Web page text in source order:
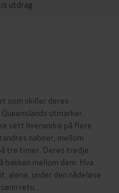
utdrag
som skiller deres
utmarker.
sett hverandre på flere
naboer; mellom
tre timer. Deres tredje
bakken mellom dem. Hva
alene, under den nådeløse
retu…